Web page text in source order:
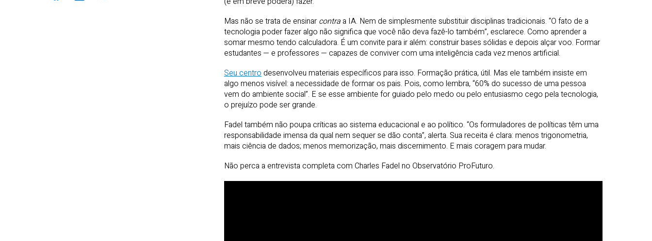
Mas não se trata de ensinar contra a IA. Nem de simplesmente substituir disciplinas tradicionais. “O fato de a
tecnologia poder fazer algo não significa que você não deva fazê-lo também”, esclarece. Como aprender a
somar mesmo tendo calculadora. É um convite para ir além: construir bases sólidas e depois alçar voo. Formar
estudantes — e professores — capazes de conviver com uma inteligência cada vez menos artificial.
Seu centrodesenvolveu materiais específicos para isso. Formação prática, útil. Mas ele também insiste em
algo menos visível: a necessidade de formar os pais. Pois, como lembra, “60% do sucesso de uma pessoa
vem do ambiente social”. E se esse ambiente for guiado pelo medo ou pelo entusiasmo cego pela tecnologia,
o prejuízo pode ser grande.
Fadel também não poupa críticas ao sistema educacional e ao político. “Os formuladores de políticas têm uma
responsabilidade imensa da qual nem sequer se dão conta”, alerta. Sua receita é clara: menos trigonometria,
mais ciência de dados; menos memorização, mais discernimento. E mais coragem para mudar.
Não perca a entrevista completa com Charles Fadel no Observatório ProFuturo.